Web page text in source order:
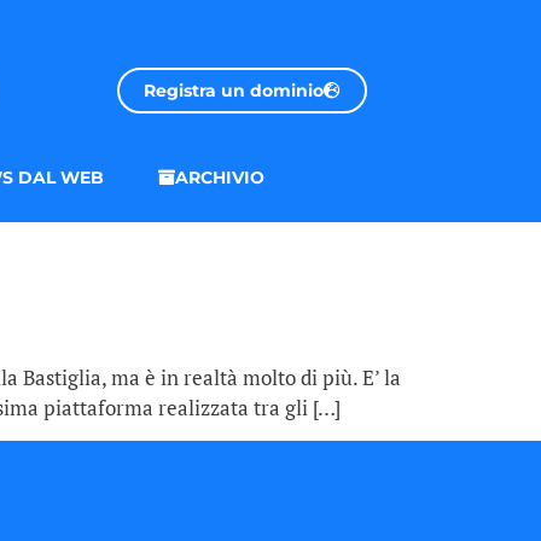
Registra un dominio
DAL WEB ARCHIVIO
Bastiglia, ma è in realtà molto di più. E’ la
piattaforma realizzata tra gli […]